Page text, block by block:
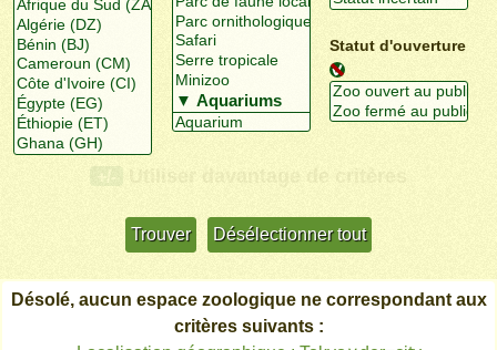
Statut d'ouverture
+/- Utiliser davantage de critères
Désolé, aucun espace zoologique ne correspondant aux
critères suivants :